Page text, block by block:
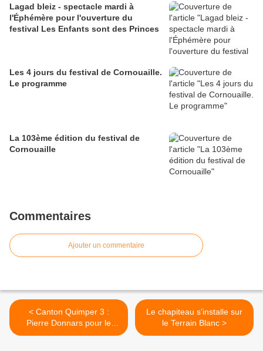
Lagad bleiz - spectacle mardi à
l'Éphémère pour l'ouverture du
festival Les Enfants sont des Princes
Les 4 jours du festival de Cornouaille.
Le programme
La 103ème édition du festival de
Cornouaille
Commentaires
Ajouter un commentaire
< Canton Quimper 3 :
Pierre Donnars pour le
MoDem
Le chapiteau s’installe sur
le Terrain Blanc >